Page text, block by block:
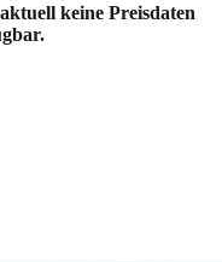
keine Preisdaten